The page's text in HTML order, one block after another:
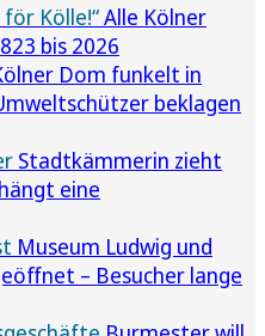
för Kölle!“Alle Kölner
bis 2026
Dom funkelt in
beklagen
Stadtkämmerin zieht
eine
Museum Ludwig und
– Besucher lange